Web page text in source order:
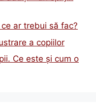
ar trebui să fac?
a copiilor
Ce este și cum o